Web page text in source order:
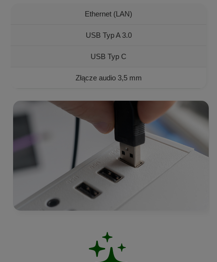
Ethernet (LAN)
USB Typ A 3.0
USB Typ C
Złącze audio 3,5 mm